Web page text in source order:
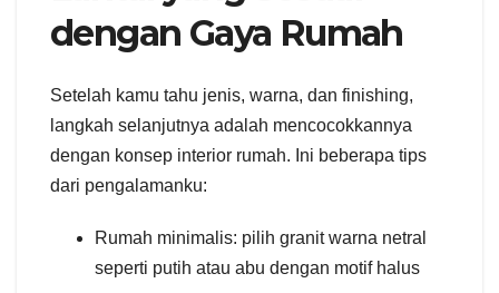
dengan Gaya Rumah
Setelah kamu tahu jenis, warna, dan finishing,
langkah selanjutnya adalah mencocokkannya
dengan konsep interior rumah. Ini beberapa tips
dari pengalamanku:
Rumah minimalis: pilih granit warna netral
seperti putih atau abu dengan motif halus